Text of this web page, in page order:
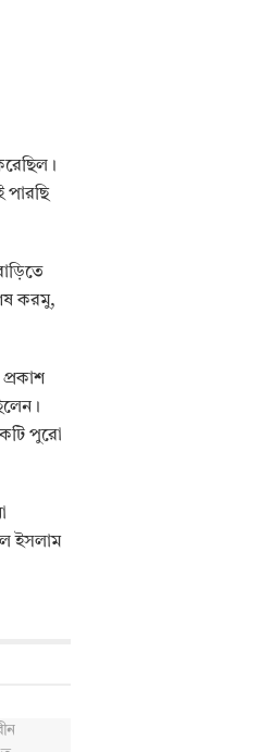
পারছি
করমু,
পুরো
ইসলাম